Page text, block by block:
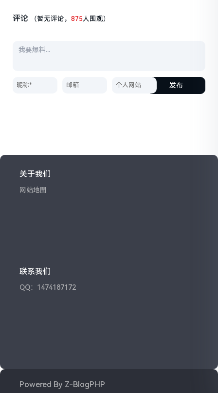
评论 （暂无评论，875人围观）
发布
关于我们
网站地图
联系我们
QQ：1474187172
Powered By Z-BlogPHP